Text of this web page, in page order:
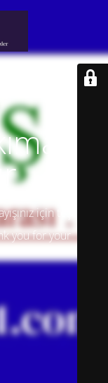
için teşekkür
you for your